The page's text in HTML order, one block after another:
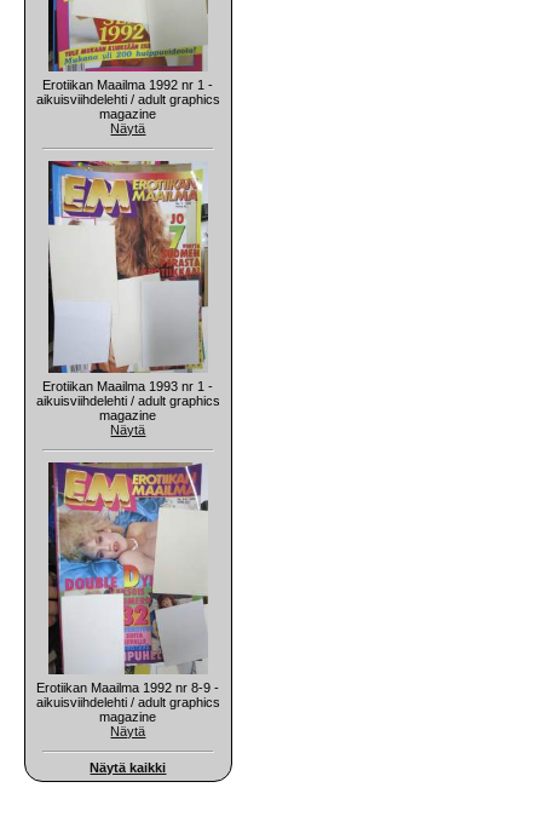
Erotiikan Maailma 1992 nr 1 -
aikuisviihdelehti / adult graphics
magazine
Näytä
Erotiikan Maailma 1993 nr 1 -
aikuisviihdelehti / adult graphics
magazine
Näytä
Erotiikan Maailma 1992 nr 8-9 -
aikuisviihdelehti / adult graphics
magazine
Näytä
Näytä kaikki